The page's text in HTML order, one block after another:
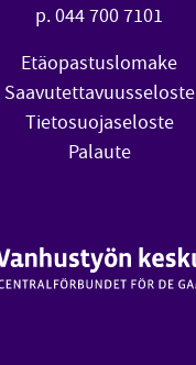
p. 044 700 7101
Etäopastuslomake
Saavutettavuusseloste
Tietosuojaseloste
Palaute